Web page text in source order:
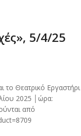
5/4/25
Θεατρικό Εργαστήρι
2025 │ώρα:
από